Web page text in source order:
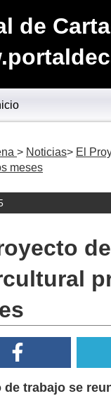
de
Noticias
El
meses
de trabajo se